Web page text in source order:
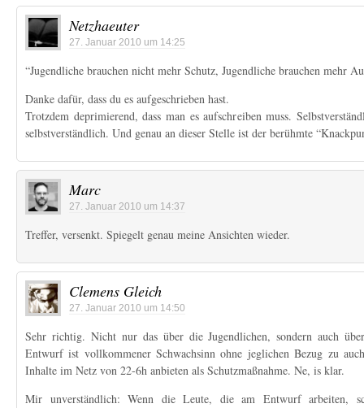
Netzhaeuter
27. Januar 2010 um 14:25
“Jugendliche brauchen nicht mehr Schutz, Jugendliche brauchen mehr
Danke dafür, dass du es aufgeschrieben hast.
Trotzdem deprimierend, dass man es aufschreiben muss.
selbstverständlich. Und genau an dieser Stelle ist der berühmte
Marc
27. Januar 2010 um 14:37
Treffer, versenkt. Spiegelt genau meine Ansichten wieder.
Clemens Gleich
27. Januar 2010 um 14:50
Sehr richtig. Nicht nur das über die Jugendlichen, sondern auch
Entwurf ist vollkommener Schwachsinn ohne jeglichen Bezug zu
Inhalte im Netz von 22-6h anbieten als Schutzmaßnahme. Ne, is klar.
Mir unverständlich: Wenn die Leute, die am Entwurf arbeiten,